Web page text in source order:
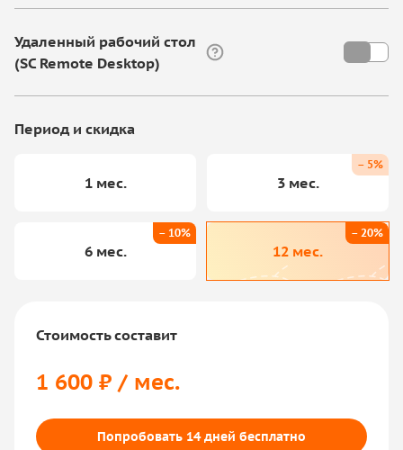
Удаленный рабочий стол
(SC Remote Desktop)
Период и скидка
1 мес.
– 5%
3 мес.
– 10%
6 мес.
– 20%
12 мес.
Стоимость составит
1 600 ₽ / мес.
Попробовать 14 дней бесплатно